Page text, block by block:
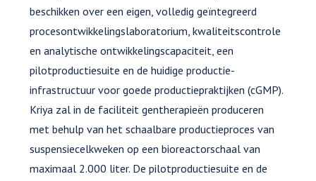
beschikken over een eigen, volledig geïntegreerd
procesontwikkelingslaboratorium, kwaliteitscontrole
en analytische ontwikkelingscapaciteit, een
pilotproductiesuite en de huidige productie-
infrastructuur voor goede productiepraktijken (cGMP).
Kriya zal in de faciliteit gentherapieën produceren
met behulp van het schaalbare productieproces van
suspensiecelkweken op een bioreactorschaal van
maximaal 2.000 liter. De pilotproductiesuite en de